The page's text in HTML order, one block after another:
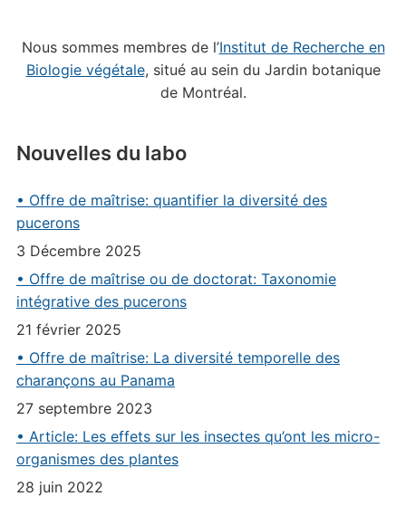
Nouvelles du labo
• Offre de maîtrise: quantifier la diversité des
pucerons
3 Décembre 2025
• Offre de maîtrise ou de doctorat: Taxonomie
intégrative des pucerons
21 février 2025
• Offre de maîtrise: La diversité temporelle des
charançons au Panama
27 septembre 2023
• Article: Les effets sur les insectes qu’ont les micro-
organismes des plantes
28 juin 2022
Nous sommes membres de l’Institut de Recherche en
Biologie végétale, situé au sein du Jardin botanique
de Montréal.